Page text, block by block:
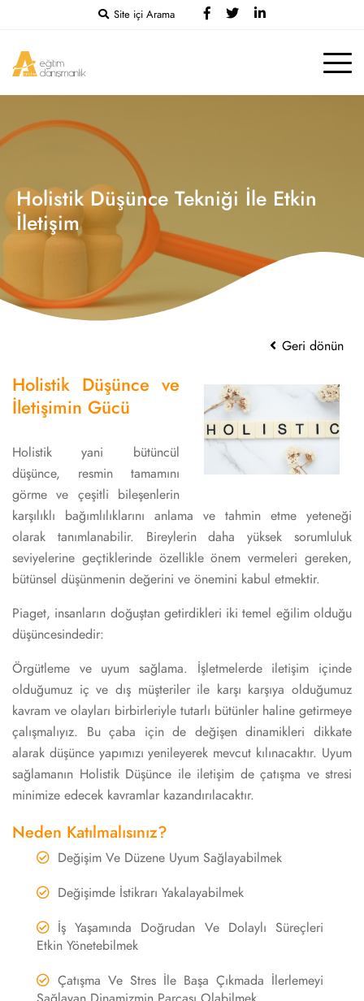
Site içi Arama
Holistik Düşünce Tekniği İle Etkin
İletişim
Geri dönün
Holistik Düşünce ve
İletişimin Gücü
Holistik yani bütüncül
düşünce, resmin tamamını
görme ve çeşitli bileşenlerin
karşılıklı bağımlılıklarını anlama ve tahmin etme yeteneği
olarak tanımlanabilir. Bireylerin daha yüksek sorumluluk
seviyelerine geçtiklerinde özellikle önem vermeleri gereken,
bütünsel düşünmenin değerini ve önemini kabul etmektir.
Piaget, insanların doğuştan getirdikleri iki temel eğilim olduğu
düşüncesindedir:
Örgütleme ve uyum sağlama. İşletmelerde iletişim içinde
olduğumuz iç ve dış müşteriler ile karşı karşıya olduğumuz
kavram ve olayları birbirleriyle tutarlı bütünler haline getirmeye
çalışmalıyız. Bu çaba için de değişen dinamikleri dikkate
alarak düşünce yapımızı yenileyerek mevcut kılınacaktır. Uyum
sağlamanın Holistik Düşünce ile iletişim de çatışma ve stresi
minimize edecek kavramlar kazandırılacaktır.
Neden Katılmalısınız?
Değişim Ve Düzene Uyum Sağlayabilmek
Değişimde İstikrarı Yakalayabilmek
İş Yaşamında Doğrudan Ve Dolaylı Süreçleri
Etkin Yönetebilmek
Çatışma Ve Stres İle Başa Çıkmada İlerlemeyi